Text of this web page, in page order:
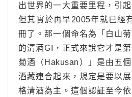
出世界的一大重要里程，引
但其實於再早2005年就已經
冊了。那一個命名為「 白山
的清酒GI，正式來說它才是
菊酒（Hakusan）」是由五
酒藏連合起來，規定是要以
格清酒為主。這個認証至今